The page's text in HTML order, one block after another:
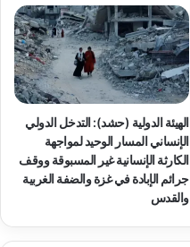
الهيئة الدولية (حشد): التدخل الدولي
الإنساني المسار الوحيد لمواجهة
الكارثة الإنسانية غير المسبوقة ووقف
جرائم الإبادة في غزة والضفة الغربية
والقدس